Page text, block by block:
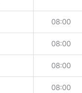
08:00
08:00
08:00
08:00